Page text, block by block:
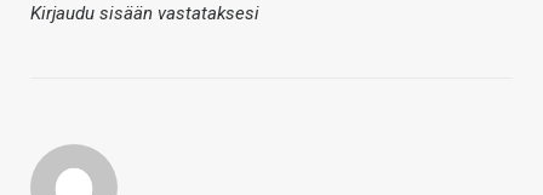
Kirjaudu sisään vastataksesi